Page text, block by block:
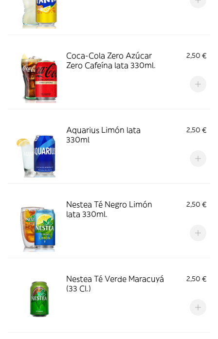
Coca-Cola Zero Azúcar
Zero Cafeína lata 330ml.
2,50 €
Aquarius Limón lata
330ml
2,50 €
Nestea Té Negro Limón
lata 330ml.
2,50 €
Nestea Té Verde Maracuyá
(33 Cl.)
2,50 €